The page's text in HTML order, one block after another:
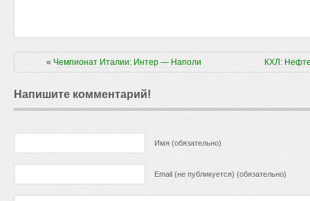
« Чемпионат Италии: Интер — Наполи КХЛ:
Напишите комментарий!
Имя (обязательно)
Email (не публикуется) (обязательно)